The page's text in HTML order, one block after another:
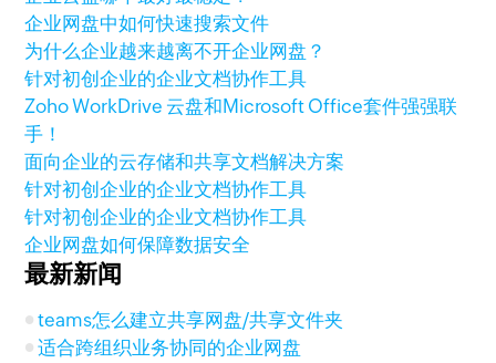
企业网盘中如何快速搜索文件
为什么企业越来越离不开企业网盘？
针对初创企业的企业文档协作工具
Zoho WorkDrive 云盘和Microsoft Office套件强强联
手！
面向企业的云存储和共享文档解决方案
针对初创企业的企业文档协作工具
针对初创企业的企业文档协作工具
企业网盘如何保障数据安全
最新新闻
teams怎么建立共享网盘/共享文件夹
适合跨组织业务协同的企业网盘